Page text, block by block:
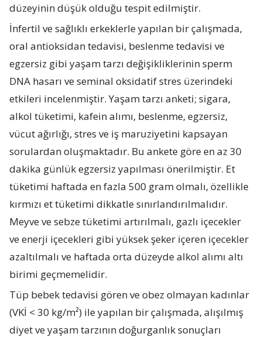
düzeyinin düşük olduğu tespit edilmiştir.
İnfertil ve sağlıklı erkeklerle yapılan bir çalışmada,
oral antioksidan tedavisi, beslenme tedavisi ve
egzersiz gibi yaşam tarzı değişikliklerinin sperm
DNA hasarı ve seminal oksidatif stres üzerindeki
etkileri incelenmiştir. Yaşam tarzı anketi; sigara,
alkol tüketimi, kafein alımı, beslenme, egzersiz,
vücut ağırlığı, stres ve iş maruziyetini kapsayan
sorulardan oluşmaktadır. Bu ankete göre en az 30
dakika günlük egzersiz yapılması önerilmiştir. Et
tüketimi haftada en fazla 500 gram olmalı, özellikle
kırmızı et tüketimi dikkatle sınırlandırılmalıdır.
Meyve ve sebze tüketimi artırılmalı, gazlı içecekler
ve enerji içecekleri gibi yüksek şeker içeren içecekler
azaltılmalı ve haftada orta düzeyde alkol alımı altı
birimi geçmemelidir.
Tüp bebek tedavisi gören ve obez olmayan kadınlar
(VKİ < 30 kg/m²) ile yapılan bir çalışmada, alışılmış
diyet ve yaşam tarzının doğurganlık sonuçları